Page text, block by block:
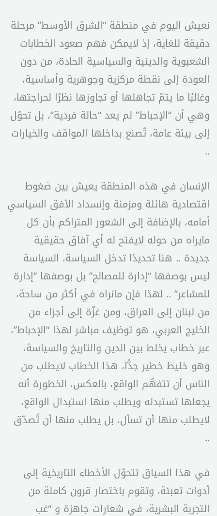
نعيش اليوم في منطقة “الشرق الأوسط” مرحلة
دقيقة للغاية، إذ لايمكن فهم صعود الخطابات
الشعبوية والدينية والسياسية الحادة، من دون
العودة إلى نقطة مركزية وجوهرية وأساسية،
وغالبًا ما يتمّ تجاهلها أو تجاوزها نظرًا لحراجتها،
وهي أن “الإحباط” لم يعد “حالة فردية”، بل تحوّل
إلى بيئة عامة، تُصنع بداخلها المواقف والخيارات
..
الإنسان في هذه المنطقة يعيش بين ضغوط
اقتصادية هائلة ومزمنة وإنسداد الأفق السياسي
أمامه، بالإضافة إلى الشعور المتراكم بأن كل
مايراه من حوله لايفتح له أي آفاق حقيقية
جديدة .. هنا تحديدًا تدخل السياسة، السياسة
ليس بوصفها “إدارة للمصالح” بل بوصفها “إدارة
للمشاعر” .. لهذا فإن مانراه في أكثر من ساحة،
من لبنان إلى العراق، ومن غزّة إلى أجزاء من
الخليج العربي، هو توظيف مباشر لهذا “الإحباط”،
عبر خطاب يخلط بين الدين والتاريخ والسياسة،
وهو خليط خطير جدًّا، هذا الخطاب لايطلب من
الناس أن تتفهّم الواقع، بالعكس، الخطورة أنه
يجعلها تستبدله ويطلب منها استبدال الواقع،
لايطلب منها أن تسأل، بل يطلب منها أن تُصدّق
..
في هذا السياق تتحوّل الأخطاء التاريخية إلى
أدوات تعبئة، وتقوم باختصار قرون كاملة من
التجربة البشرية، في شعارات جاهزة و “غب